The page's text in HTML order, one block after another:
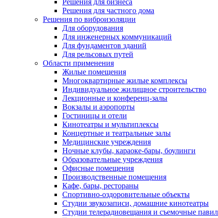
Решения для бизнеса
Решения для частного дома
Решения по виброизоляции
Для оборудования
Для инженерных коммуникаций
Для фундаментов зданий
Для рельсовых путей
Области применения
Жилые помещения
Многоквартирные жилые комплексы
Индивидуальное жилищное строительство
Лекционные и конференц-залы
Вокзалы и аэропорты
Гостиницы и отели
Кинотеатры и мультиплексы
Концертные и театральные залы
Медицинские учреждения
Ночные клубы, караоке-бары, боулинги
Образовательные учреждения
Офисные помещения
Производственные помещения
Кафе, бары, рестораны
Спортивно-оздоровительные объекты
Студии звукозаписи, домашние кинотеатры
Студии телерадиовещания и съемочные